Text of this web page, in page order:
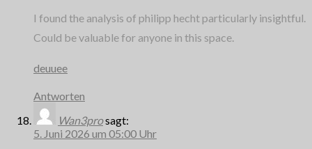
I found the analysis of philipp hecht particularly insightful.
Could be valuable for anyone in this space.
deuuee
Antworten
Wan3prosagt:
5. Juni 2026 um 05:00 Uhr